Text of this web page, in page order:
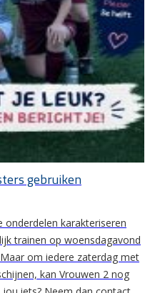
gebruiken
onderdelen karakteriseren
trainen op woensdagavond
om iedere zaterdag met
kan Vrouwen 2 nog